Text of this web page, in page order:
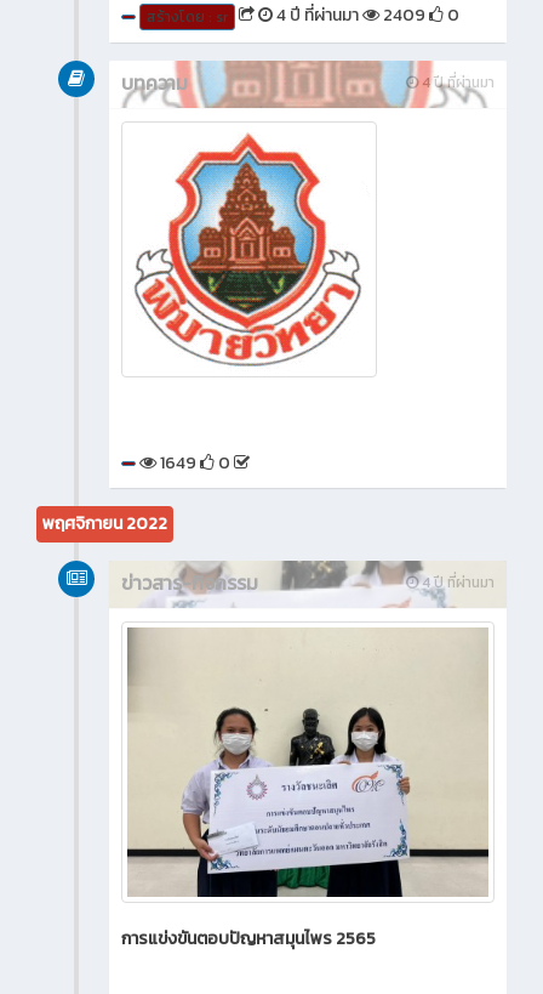
สร้างโดย : sr 4 ปี ที่ผ่านมา 2409 0
4 ปี ที่ผ่านมา
บทความ
1649 0
พฤศจิกายน 2022
4 ปี ที่ผ่านมา
ข่าวสาร-กิจกรรม
การแข่งขันตอบปัญหาสมุนไพร 2565